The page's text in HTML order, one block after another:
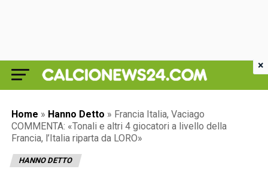
Home » Hanno Detto » Francia Italia, Vaciago
COMMENTA: «Tonali e altri 4 giocatori a livello della
Francia, l’Italia riparta da LORO»
HANNO DETTO
×